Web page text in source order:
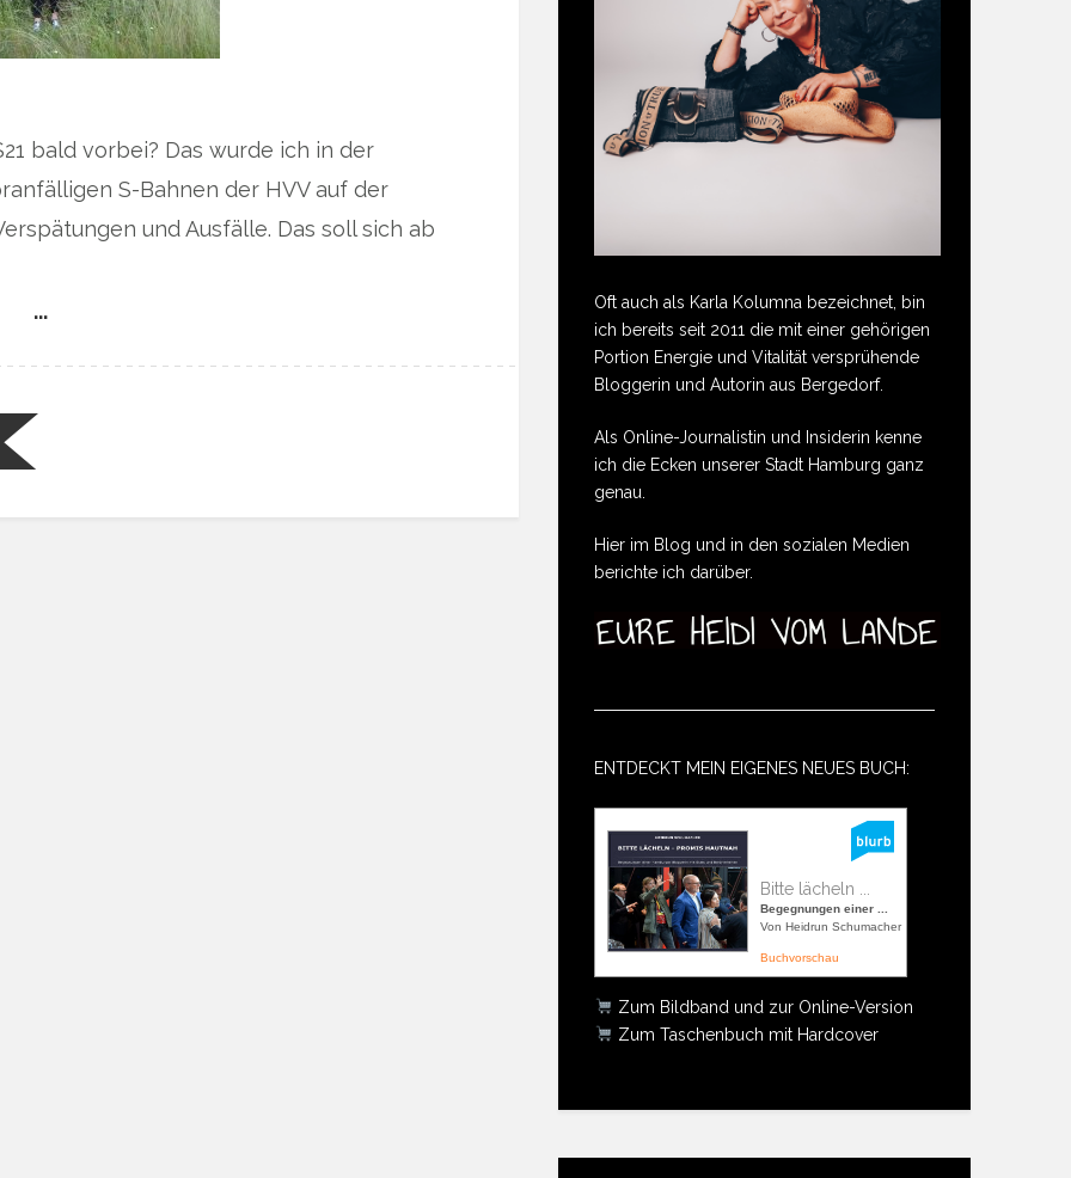
bald vorbei? Das wurde ich in der
S-Bahnen der HVV auf der
und Ausfälle. Das soll sich ab
…
Oft auch als Karla Kolumna bezeichnet, bin
ich bereits seit 2011 die mit einer gehörigen
Portion Energie und Vitalität versprühende
Bloggerin und Autorin aus Bergedorf.
Als Online-Journalistin und Insiderin kenne
ich die Ecken unserer Stadt Hamburg ganz
genau.
Hier im Blog und in den sozialen Medien
berichte ich darüber.
ENTDECKT MEIN EIGENES NEUES BUCH:
Bitte lächeln ...
Begegnungen einer ...
Von Heidrun Schumacher
Buchvorschau
Zum Bildband und zur Online-Version
Zum Taschenbuch mit Hardcover